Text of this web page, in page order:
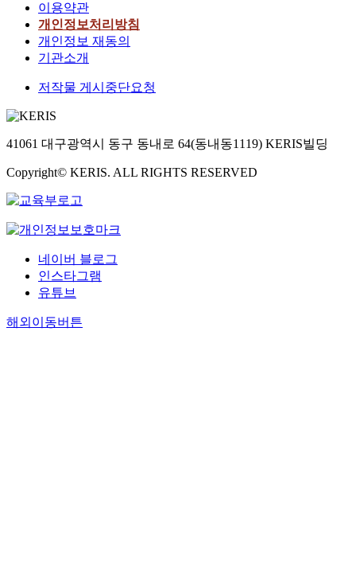
이용약관
개인정보처리방침
개인정보 재동의
기관소개
저작물 게시중단요청
41061 대구광역시 동구 동내로 64(동내동1119) KERIS빌딩
Copyright© KERIS. ALL RIGHTS RESERVED
네이버 블로그
인스타그램
유튜브
해외이동버튼